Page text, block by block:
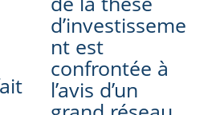
d’investisseme
nt est
confrontée à
l’avis d’un